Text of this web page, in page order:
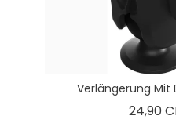
Verlängerung Mit
24,90